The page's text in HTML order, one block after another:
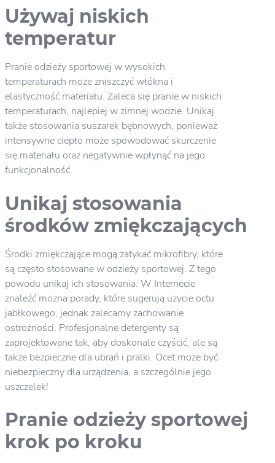
Używaj niskich
temperatur
Pranie odzieży sportowej w wysokich
temperaturach może zniszczyć włókna i
elastyczność materiału. Zaleca się pranie w niskich
temperaturach, najlepiej w zimnej wodzie. Unikaj
także stosowania suszarek bębnowych, ponieważ
intensywne ciepło może spowodować skurczenie
się materiału oraz negatywnie wpłynąć na jego
funkcjonalność.
Unikaj stosowania
środków zmiękczających
Środki zmiękczające mogą zatykać mikrofibry, które
są często stosowane w odzieży sportowej. Z tego
powodu unikaj ich stosowania. W Internecie
znaleźć można porady, które sugerują użycie octu
jabłkowego, jednak zalecamy zachowanie
ostrożności. Profesjonalne detergenty są
zaprojektowane tak, aby doskonale czyścić, ale są
także bezpieczne dla ubrań i pralki. Ocet może być
niebezpieczny dla urządzenia, a szczególnie jego
uszczelek!
Pranie odzieży sportowej
krok po kroku